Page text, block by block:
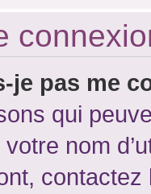
je pas me
qui
nom